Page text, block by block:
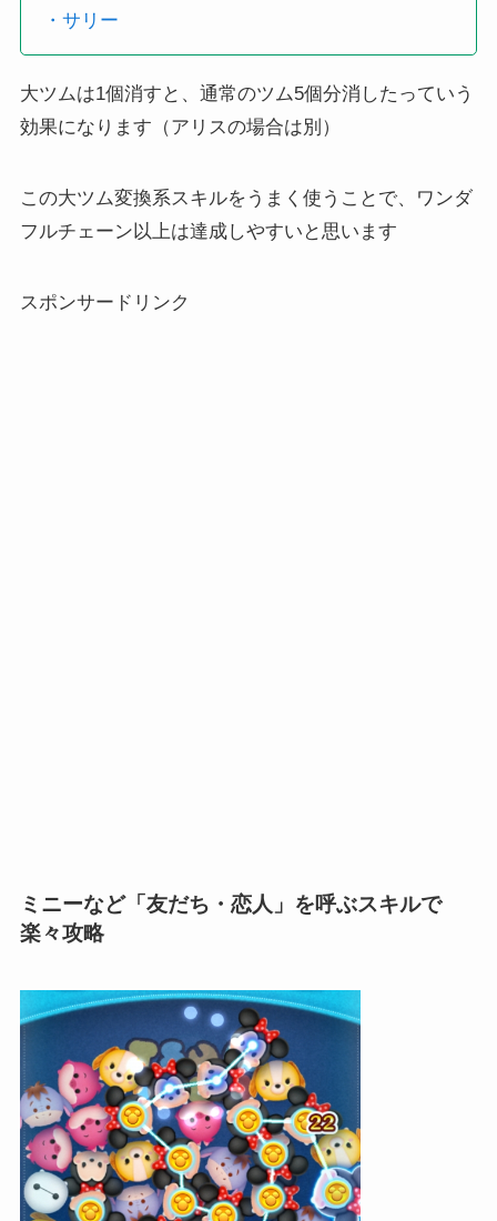
・サリー
大ツムは1個消すと、通常のツム5個分消したっていう
効果になります（アリスの場合は別）
この大ツム変換系スキルをうまく使うことで、ワンダ
フルチェーン以上は達成しやすいと思います
スポンサードリンク
ミニーなど「友だち・恋人」を呼ぶスキルで
楽々攻略